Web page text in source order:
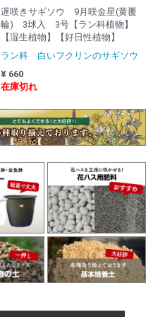
遅咲きサギソウ 9月咲金星(黄覆
輪) 3球入 3号【ラン科植物】
【湿生植物】【好日性植物】
ラン科 白いフクリンのサギソウ
¥ 660
在庫切れ